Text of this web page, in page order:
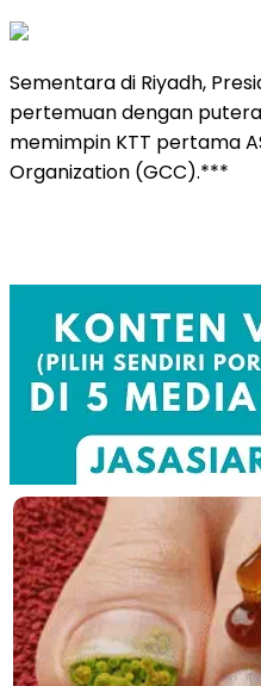
Sementara di Riyadh,
pertemuan dengan
memimpin KTT pertama
Organization (GCC).***